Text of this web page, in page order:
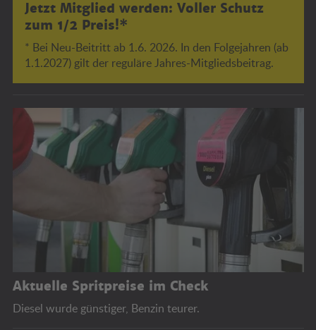
Jetzt Mitglied werden: Voller Schutz
zum 1/2 Preis!*
* Bei Neu-Beitritt ab 1.6. 2026. In den Folgejahren (ab
1.1.2027) gilt der reguläre Jahres-Mitgliedsbeitrag.
Aktuelle Spritpreise im Check
Diesel wurde günstiger, Benzin teurer.